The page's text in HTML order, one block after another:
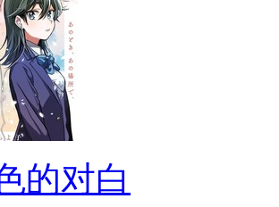
的对白